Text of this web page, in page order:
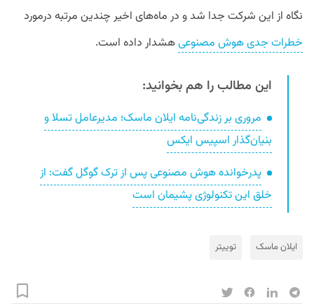
نگاه از این شرکت جدا شد و در ماه‌های اخیر چندین مرتبه درمورد
خطرات جدی هوش مصنوعیهشدار داده است.
این مطالب را هم بخوانید:
مروری بر زندگی‌نامه ایلان ماسک؛ مدیرعامل تسلا و
بنیان‌گذار اسپیس ایکس
پدرخوانده هوش مصنوعی پس از ترک گوگل گفت: از
خلق این تکنولوژی پشیمان است
ایلان ماسک توییتر